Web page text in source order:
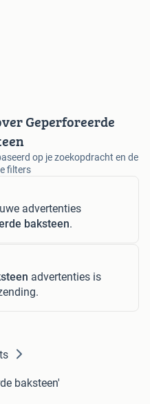
Geperforeerde
op je zoekopdracht en de
filters
advertenties
baksteen.
advertenties is
baksteen'